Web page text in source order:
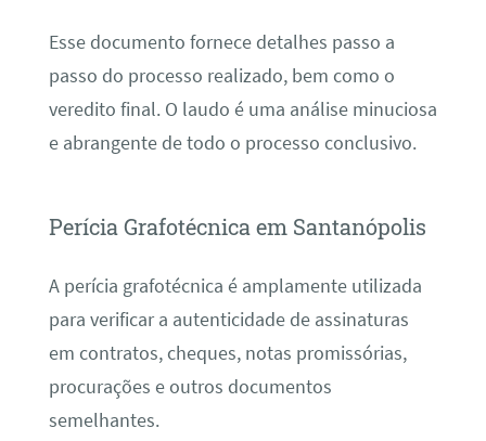
Esse documento fornece detalhes passo a
passo do processo realizado, bem como o
veredito final. O laudo é uma análise minuciosa
e abrangente de todo o processo conclusivo.
Perícia Grafotécnica em Santanópolis
A perícia grafotécnica é amplamente utilizada
para verificar a autenticidade de assinaturas
em contratos, cheques, notas promissórias,
procurações e outros documentos
semelhantes.